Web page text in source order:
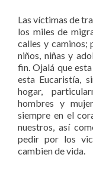
Las víctimas de
los miles de
calles y caminos;
niños, niñas y
fin. Ojalá que
esta Eucaristía,
hogar,
hombres y
siempre en el
nuestros, así
pedir por los
cambien de vida.